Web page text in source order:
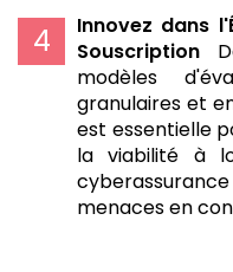
Innovez dans
Souscription
modèles
granulaires et
est essentielle
la viabilité à
menaces en